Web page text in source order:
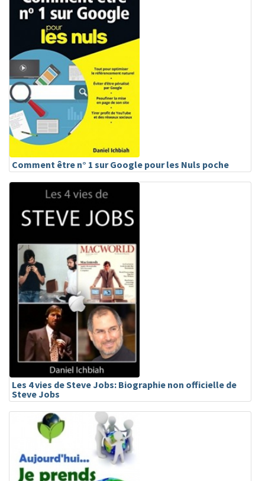
Comment être n° 1 sur Google pour les Nuls poche
Les 4 vies de Steve Jobs: Biographie non officielle de
Steve Jobs